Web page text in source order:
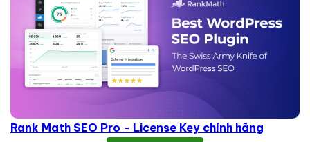
Rank Math SEO Pro - License Key chính hãng